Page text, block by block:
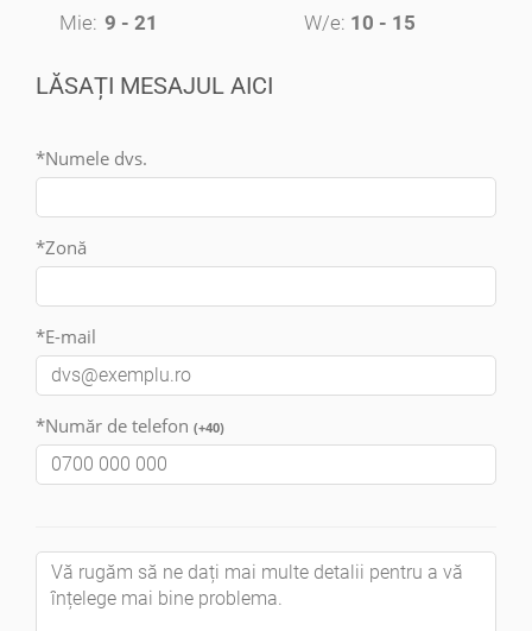
Mie: 9 - 21
W/e: 10 - 15
LĂSAȚI MESAJUL AICI
*Numele dvs.
*Zonă
*E-mail
*Număr de telefon (+40)